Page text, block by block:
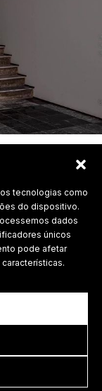
tecnologias como
do dispositivo.
dados
únicos
pode afetar